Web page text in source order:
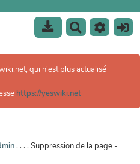
e
e
h
qui n'est plus actualisé
https://yeswiki.net
. . . . Suppression de la page -